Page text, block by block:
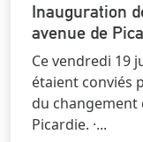
Inauguration
avenue de
Ce vendredi 19
étaient conviés
du changement
Picardie. ·...